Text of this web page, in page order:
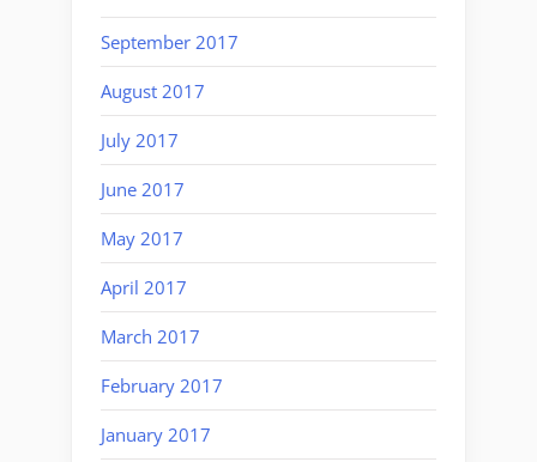
September 2017
August 2017
July 2017
June 2017
May 2017
April 2017
March 2017
February 2017
January 2017